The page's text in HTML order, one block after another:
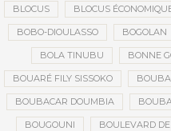
BLOCUS BLOCUS
BOBO-DIOULASSO BOGOLAN
BOLA TINUBU BONNE
BOUARÉ FILY SISSOKO
BOUBACAR DOUMBIA
BOUGOUNI BOULEVARD